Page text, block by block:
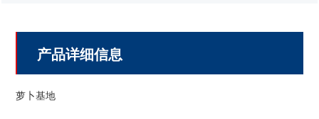
产品详细信息
萝卜基地